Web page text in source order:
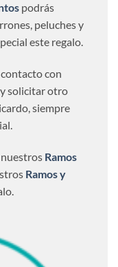
podrás
peluches y
este regalo.
con
solicitar otro
siempre
Ramos
Ramos y